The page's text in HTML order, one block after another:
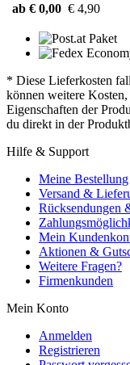
ab € 0,00 € 4,90
* Diese Lieferkosten
können weitere
Eigenschaften der
du direkt in der
Hilfe & Support
Meine Bestellung
Versand &
Rücksendungen
Mein
Aktionen &
Weitere Fragen?
Firmenkunden
Mein Konto
Anmelden
Registrieren